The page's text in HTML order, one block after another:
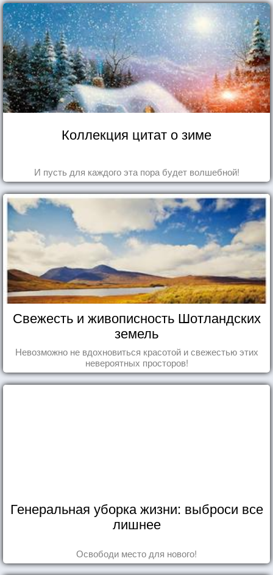
Коллекция цитат о зиме
И пусть для каждого эта пора будет волшебной!
Свежесть и живописность Шотландских
земель
Невозможно не вдохновиться красотой и свежестью этих
невероятных просторов!
Генеральная уборка жизни: выброси все
лишнее
Освободи место для нового!